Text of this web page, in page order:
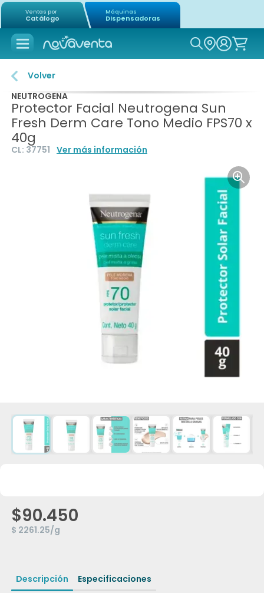
Ventas por
Catálogo
Máquinas
Dispensadoras
Icon of
Volver
NEUTROGENA
Protector Facial Neutrogena Sun
Fresh Derm Care Tono Medio FPS70 x
40g
CL: 37751 Ver más información
Icon
$90.450
$ 2261.25/g
Descripción Especificaciones